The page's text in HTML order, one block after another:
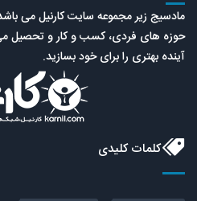
مادسیج زیر مجموعه سایت کارنیل می
حوزه های فردی، کسب و کار و تحصیل می
آینده بهتری را برای خود بسازید.
کلمات کلیدی